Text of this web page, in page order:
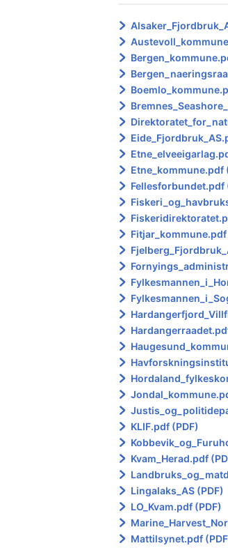
Etne_kommune.pdf
Fellesforbundet.pdf
Fitjar_kommune.pdf
KLIF.pdf (PDF)
Kvam_Herad.pdf
Lingalaks_AS (PDF)
LO_Kvam.pdf (PDF)
Mattilsynet.pdf